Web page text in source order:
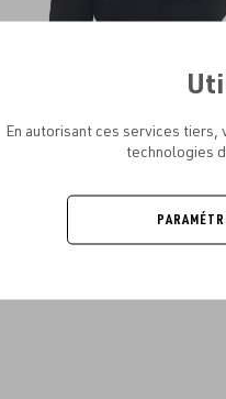
RUSSELL - SWEAT-SHIRT
À PARTIR DE 22.46€
En autorisant ces services
technologies